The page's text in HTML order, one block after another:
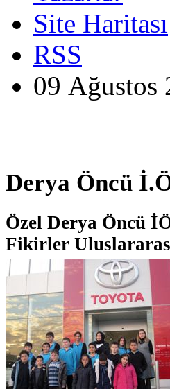
Site Haritası
RSS
09 Ağustos
Derya Öncü
Özel Derya Öncü
Fikirler